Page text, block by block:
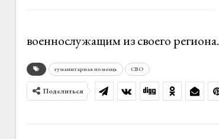
военнослужащим из своего региона.
гуманитарная помощь СВО
Поделиться